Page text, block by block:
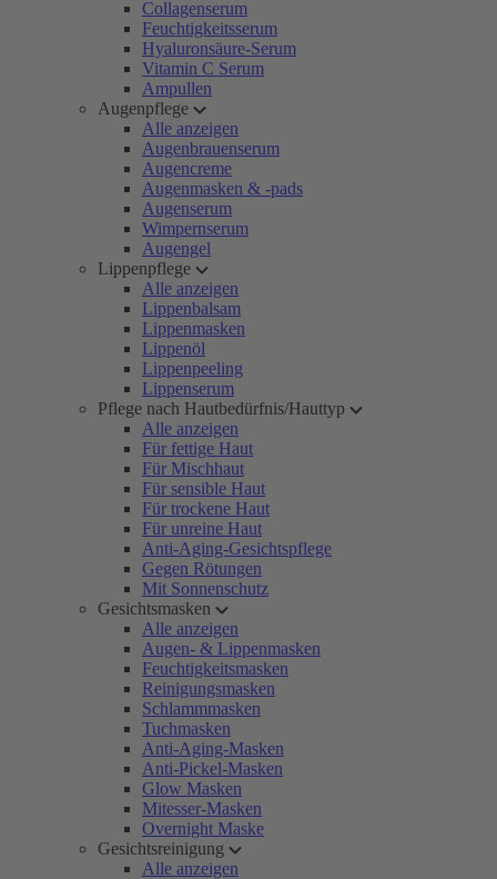
Collagenserum
Feuchtigkeitsserum
Hyaluronsäure-Serum
Vitamin C Serum
Ampullen
Augenpflege
Alle anzeigen
Augenbrauenserum
Augencreme
Augenmasken & -pads
Augenserum
Wimpernserum
Augengel
Lippenpflege
Alle anzeigen
Lippenbalsam
Lippenmasken
Lippenöl
Lippenpeeling
Lippenserum
Pflege nach Hautbedürfnis/Hauttyp
Alle anzeigen
Für fettige Haut
Für Mischhaut
Für sensible Haut
Für trockene Haut
Für unreine Haut
Anti-Aging-Gesichtspflege
Gegen Rötungen
Mit Sonnenschutz
Gesichtsmasken
Alle anzeigen
Augen- & Lippenmasken
Feuchtigkeitsmasken
Reinigungsmasken
Schlammmasken
Tuchmasken
Anti-Aging-Masken
Anti-Pickel-Masken
Glow Masken
Mitesser-Masken
Overnight Maske
Gesichtsreinigung
Alle anzeigen